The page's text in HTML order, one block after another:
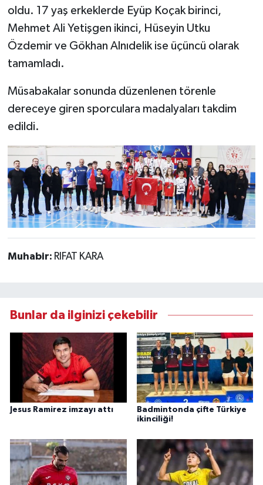
oldu. 17 yaş erkeklerde Eyüp Koçak birinci,
Mehmet Ali Yetişgen ikinci, Hüseyin Utku
Özdemir ve Gökhan Alnıdelik ise üçüncü olarak
tamamladı.
Müsabakalar sonunda düzenlenen törenle
dereceye giren sporculara madalyaları takdim
edildi.
Muhabir: RIFAT KARA
Bunlar da ilginizi çekebilir
Jesus Ramirez imzayı attı
Badmintonda çifte Türkiye
ikinciliği!